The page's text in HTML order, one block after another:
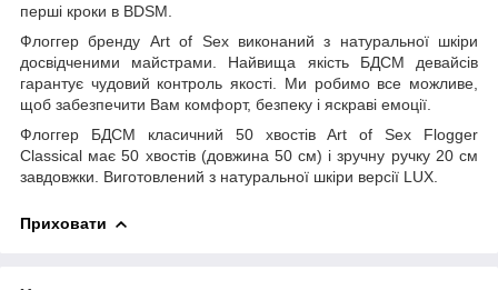
перші кроки в BDSM.
Флоггер бренду Art of Sex виконаний з натуральної шкіри
досвідченими майстрами. Найвища якість БДСМ девайсів
гарантує чудовий контроль якості. Ми робимо все можливе,
щоб забезпечити Вам комфорт, безпеку і яскраві емоції.
Флоггер БДСМ класичний 50 хвостів Art of Sex Flogger
Classical має 50 хвостів (довжина 50 см) і зручну ручку 20 см
завдовжки. Виготовлений з натуральної шкіри версії LUX.
Приховати